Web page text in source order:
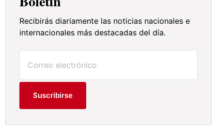
Recibirás diariamente las noticias nacionales e
internacionales más destacadas del día.
Suscribirse